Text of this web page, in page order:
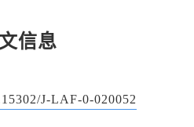
信息
J-LAF-0-020052